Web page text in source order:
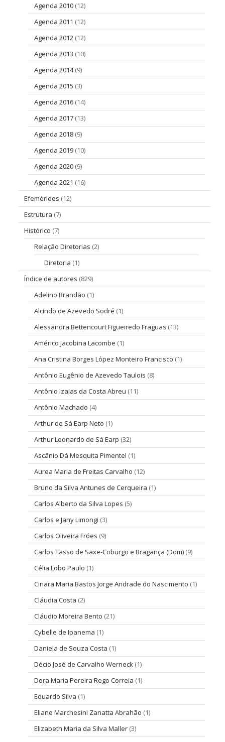
Agenda 2010 (12)
Agenda 2011 (12)
Agenda 2012 (12)
Agenda 2013 (10)
Agenda 2014(9)
Agenda 2015 (3)
Agenda 2016 (14)
Agenda 2017 (13)
Agenda 2018 (9)
Agenda 2019 (10)
Agenda 2020 (9)
Agenda 2021 (16)
Efemérides (12)
Estrutura (7)
Histórico (7)
Relação Diretorias (2)
Diretoria (1)
Índice de autores (829)
Adelino Brandão (1)
Alcindo de Azevedo Sodré (1)
Alessandra Bettencourt Figueiredo Fraguas (13)
Américo Jacobina Lacombe (1)
Ana Cristina Borges López Monteiro Francisco (1)
Antônio Eugênio de Azevedo Taulois (8)
Antônio Izaias da Costa Abreu (11)
Antônio Machado (4)
Arthur de Sá Earp Neto (1)
Arthur Leonardo de Sá Earp (32)
Ascânio Dá Mesquita Pimentel (1)
Aurea Maria de Freitas Carvalho (12)
Bruno da Silva Antunes de Cerqueira (1)
Carlos Alberto da Silva Lopes (5)
Carlos e Jany Limongi (3)
Carlos Oliveira Fróes (9)
Carlos Tasso de Saxe-Coburgo e Bragança (Dom) (9)
Célia Lobo Paulo (1)
Cinara Maria Bastos Jorge Andrade do Nascimento (1)
Cláudia Costa (2)
Cláudio Moreira Bento (21)
Cybelle de Ipanema (1)
Daniela de Souza Costa (1)
Décio José de Carvalho Werneck (1)
Dora Maria Pereira Rego Correia (1)
Eduardo Silva (1)
Eliane Marchesini Zanatta Abrahão (1)
Elizabeth Maria da Silva Maller (3)